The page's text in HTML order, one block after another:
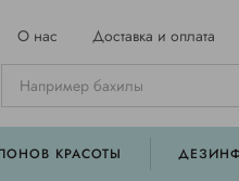
О нас Доставка и оплата
КРАСОТЫ